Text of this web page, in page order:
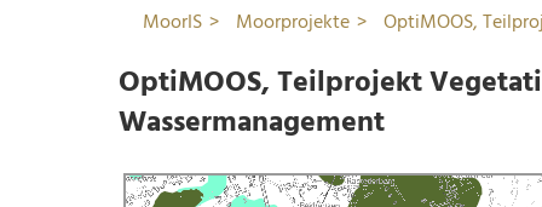
MoorIS Moorprojekte OptiMOOS,
OptiMOOS, Teilprojekt
Wassermanagement